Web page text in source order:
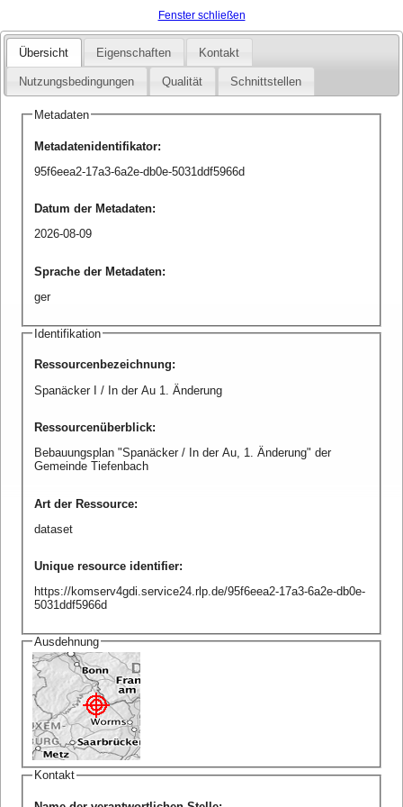
Fenster schließen
Übersicht Eigenschaften Kontakt
Nutzungsbedingungen Qualität Schnittstellen
Metadaten
Metadatenidentifikator:
95f6eea2-17a3-6a2e-db0e-5031ddf5966d
Datum der Metadaten:
2026-08-09
Sprache der Metadaten:
ger
Identifikation
Ressourcenbezeichnung:
Spanäcker I / In der Au 1. Änderung
Ressourcenüberblick:
Bebauungsplan "Spanäcker / In der Au, 1. Änderung" der
Gemeinde Tiefenbach
Art der Ressource:
dataset
Unique resource identifier:
https://komserv4gdi.service24.rlp.de/95f6eea2-17a3-6a2e-db0e-
5031ddf5966d
Ausdehnung
Kontakt